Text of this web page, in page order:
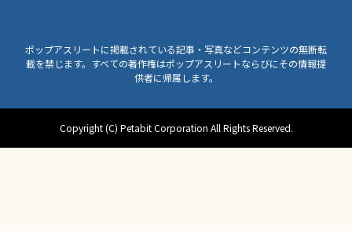
ポップアスリートに掲載されている記事・写真などコンテンツの無断転
載を禁じます。すべての著作権はポップアスリートならびにその情報提
供者に帰属します。
Copyright (C) Petabit Corporation All Rights Reserved.